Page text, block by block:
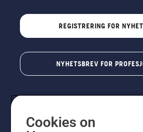
REGISTRERING FOR
NYHETSBREV FOR
Cookies on